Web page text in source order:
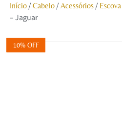
Unhas
Início/ Cabelo/ Acessórios/ Escova
– Jaguar
10% OFF